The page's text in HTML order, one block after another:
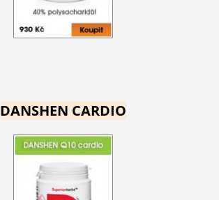
DANSHEN CARDIO